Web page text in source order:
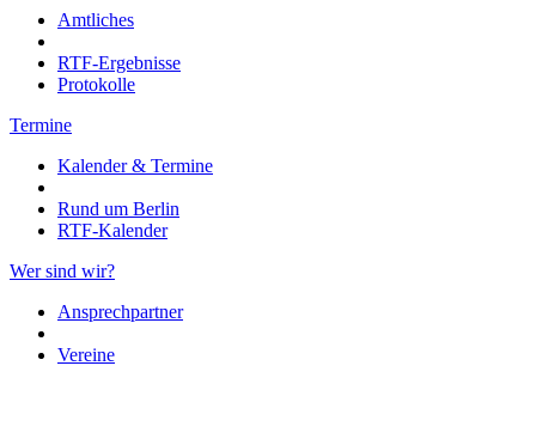
Amtliches
RTF-Ergebnisse
Protokolle
Termine
Kalender & Termine
Rund um Berlin
RTF-Kalender
Wer sind wir?
Ansprechpartner
Vereine